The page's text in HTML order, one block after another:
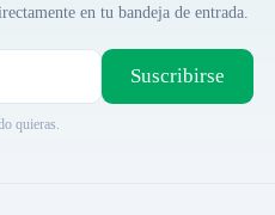
en tu bandeja de entrada.
Suscribirse
quieras.